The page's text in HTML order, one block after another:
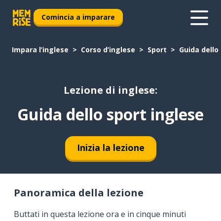
Comincia a imparare
Impara l’inglese Corso d’inglese Sport Guida
Lezione di inglese:
Guida dello sport inglese
Inizia la lezione
Panoramica della lezione
Buttati in questa lezione ora e in cinque minuti